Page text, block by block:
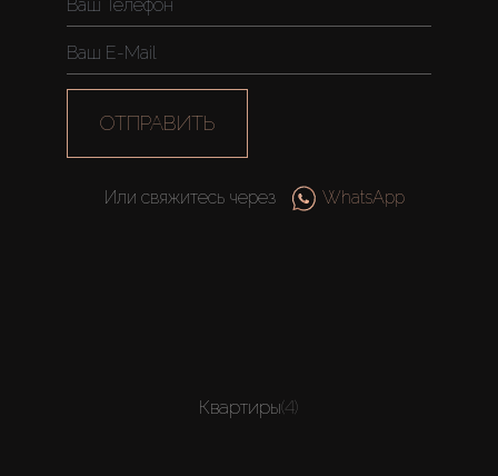
ОТПРАВИТЬ
Или свяжитесь через WhatsApp
Квартиры(4)